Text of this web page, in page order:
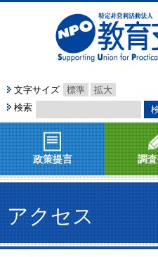
文字サイズ 標準
拡大
検索
政策提言 調
アクセス